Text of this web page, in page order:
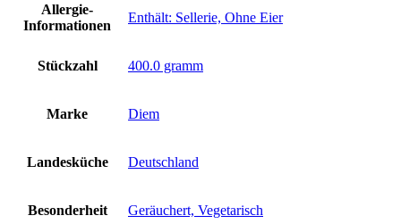
Allergie-
Informationen
‎Enthält: Sellerie, Ohne Eier
Stückzahl ‎400.0 gramm
Marke ‎Diem
Landesküche ‎Deutschland
Besonderheit ‎Geräuchert, Vegetarisch